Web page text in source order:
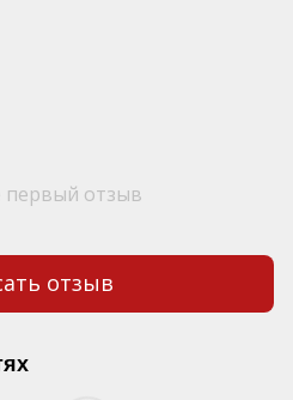
первый отзыв
отзыв